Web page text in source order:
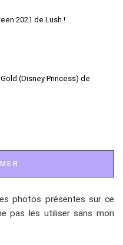
2021 de Lush !
(Disney Princess) de
photos présentes sur ce
pas les utiliser sans mon